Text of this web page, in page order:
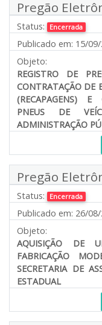
Pregão
Status: Encerrada
Publicado em: 15/
Objeto:
REGISTRO DE
CONTRATAÇÃO DE
(RECAPAGENS) E
PNEUS DE
ADMINISTRAÇÃO
Pregão
Status: Encerrada
Publicado em: 26/
Objeto:
AQUISIÇÃO DE
FABRICAÇÃO
SECRETARIA DE
ESTADUAL